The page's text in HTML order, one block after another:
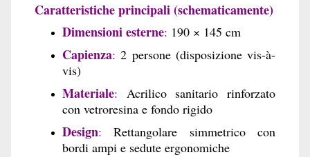
Caratteristiche principali (schematicamente)
Dimensioni esterne: 190 × 145 cm
Capienza: 2 persone (disposizione vis-à-
vis)
Materiale: Acrilico sanitario rinforzato
con vetroresina e fondo rigido
Design:Rettangolare simmetrico con
bordi ampi e sedute ergonomiche